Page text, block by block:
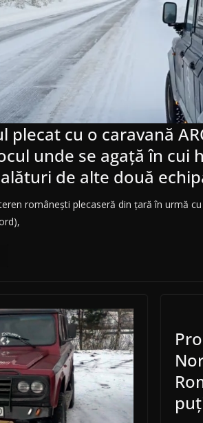
plecat cu o caravană
unde se agață în cui
de alte două
românești plecaseră din țară în urmă